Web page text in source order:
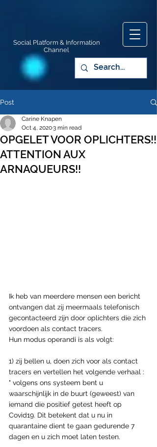
Social Platform & Information
Channel
Post
OPGELET VOOR OPLICHTERS!!
ATTENTION AUX
ARNAQUEURS!!
Carine Knapen
Oct 4, 20203 min read
Ik heb van meerdere mensen een bericht
ontvangen dat zij meermaals telefonisch
gecontacteerd zijn door oplichters die zich
voordoen als contact tracers.
Hun modus operandi is als volgt:
1) zij bellen u, doen zich voor als contact
tracers en vertellen het volgende verhaal :
" volgens ons systeem bent u
waarschijnlijk in de buurt (geweest) van
iemand die positief getest heeft op
Covid19. Dit betekent dat u nu in
quarantaine dient te gaan gedurende 7
dagen en u zich moet laten testen.